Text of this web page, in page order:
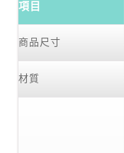
項目
商品尺寸
材質